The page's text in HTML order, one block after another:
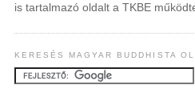
is tartalmazó oldalt a TKBE
KERESÉS MAGYAR BUDDHISTA